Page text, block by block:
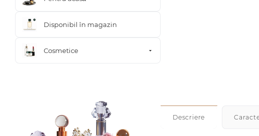
Descriere
Disponibil în magazin
Cosmetice